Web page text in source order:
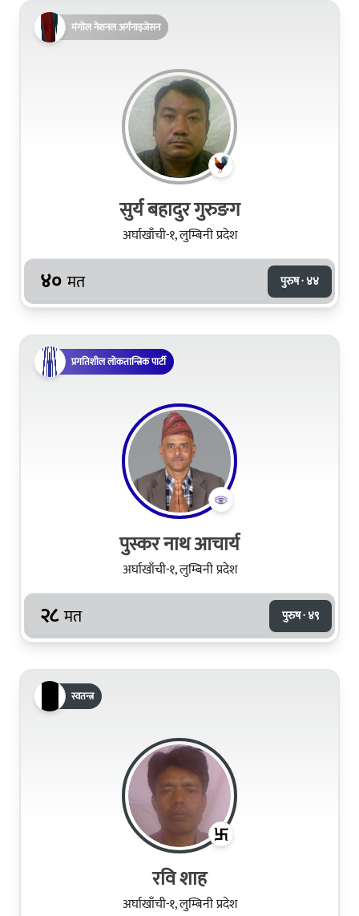
मंगोल नेशनल अर्गनाइजेसन
सुर्य बहादुर गुरुङग
अर्घाखाँची-१, लुम्बिनी प्रदेश
४० मत पुरुष · ४४
प्रगतिशील लोकतान्त्रिक पार्टी
पुस्कर नाथ आचार्य
अर्घाखाँची-१, लुम्बिनी प्रदेश
२८ मत पुरुष · ४९
स्वतन्त्र
रवि शाह
अर्घाखाँची-१, लुम्बिनी प्रदेश